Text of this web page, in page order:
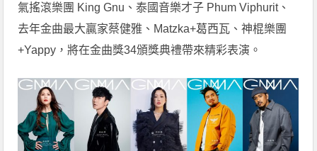
氣搖滾樂團 King Gnu、泰國音樂才子 Phum Viphurit、
去年金曲最大贏家蔡健雅、Matzka+葛西瓦、神棍樂團
+Yappy，將在金曲獎34頒獎典禮帶來精彩表演。